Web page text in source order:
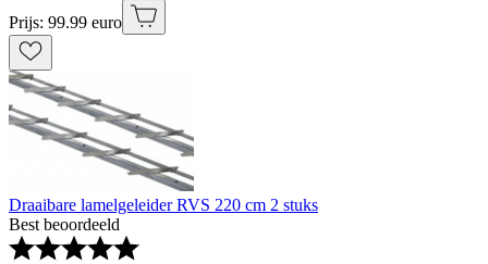
Prijs: 99.99 euro
Draaibare lamelgeleider RVS 220 cm 2 stuks
Best beoordeeld